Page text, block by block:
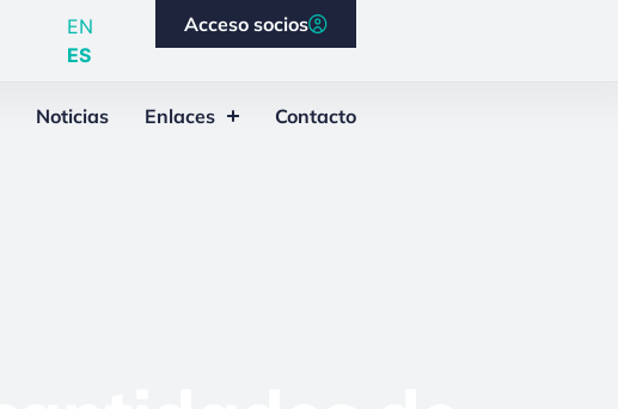
EN
ES
Acceso socios
Noticias Enlaces Contacto